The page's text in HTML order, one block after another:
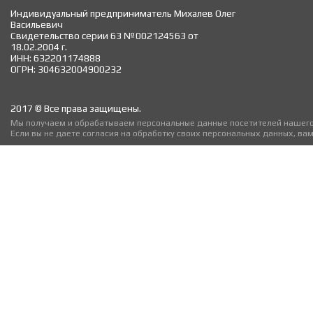
Индивидуальный предприниматель Михалев Олег
Васильевич
Свидетельство серии 63 №002124563 от
18.02.2004 г.
ИНН: 632201174888
ОГРН: 304632004900232
2017 © Все права защищены.
Мы получаем и обрабатываем персональные данные посетителей нашего
Если вы не даете согласия на обработку своих персональных данных,